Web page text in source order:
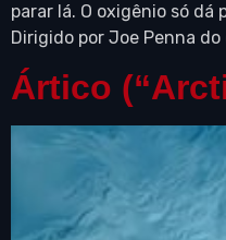
parar lá. O oxigênio só dá
Dirigido por Joe Penna do
Ártico